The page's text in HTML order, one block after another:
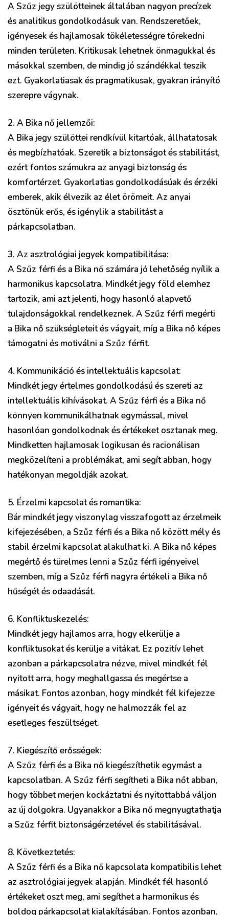
A Szűz jegy szülötteinek általában nagyon precízek
és analitikus gondolkodásuk van. Rendszeretőek,
igényesek és hajlamosak tökéletességre törekedni
minden területen. Kritikusak lehetnek önmagukkal és
másokkal szemben, de mindig jó szándékkal teszik
ezt. Gyakorlatiasak és pragmatikusak, gyakran irányító
szerepre vágynak.
2. A Bika nő jellemzői:
A Bika jegy szülöttei rendkívül kitartóak, állhatatosak
és megbízhatóak. Szeretik a biztonságot és stabilitást,
ezért fontos számukra az anyagi biztonság és
komfortérzet. Gyakorlatias gondolkodásúak és érzéki
emberek, akik élvezik az élet örömeit. Az anyai
ösztönük erős, és igénylik a stabilitást a
párkapcsolatban.
3. Az asztrológiai jegyek kompatibilitása:
A Szűz férfi és a Bika nő számára jó lehetőség nyílik a
harmonikus kapcsolatra. Mindkét jegy föld elemhez
tartozik, ami azt jelenti, hogy hasonló alapvető
tulajdonságokkal rendelkeznek. A Szűz férfi megérti
a Bika nő szükségleteit és vágyait, míg a Bika nő képes
támogatni és motiválni a Szűz férfit.
4. Kommunikáció és intellektuális kapcsolat:
Mindkét jegy értelmes gondolkodású és szereti az
intellektuális kihívásokat. A Szűz férfi és a Bika nő
könnyen kommunikálhatnak egymással, mivel
hasonlóan gondolkodnak és értékeket osztanak meg.
Mindketten hajlamosak logikusan és racionálisan
megközelíteni a problémákat, ami segít abban, hogy
hatékonyan megoldják azokat.
5. Érzelmi kapcsolat és romantika:
Bár mindkét jegy viszonylag visszafogott az érzelmeik
kifejezésében, a Szűz férfi és a Bika nő között mély és
stabil érzelmi kapcsolat alakulhat ki. A Bika nő képes
megértő és türelmes lenni a Szűz férfi igényeivel
szemben, míg a Szűz férfi nagyra értékeli a Bika nő
hűségét és odaadását.
6. Konfliktuskezelés:
Mindkét jegy hajlamos arra, hogy elkerülje a
konfliktusokat és kerülje a vitákat. Ez pozitív lehet
azonban a párkapcsolatra nézve, mivel mindkét fél
nyitott arra, hogy meghallgassa és megértse a
másikat. Fontos azonban, hogy mindkét fél kifejezze
igényeit és vágyait, hogy ne halmozzák fel az
esetleges feszültséget.
7. Kiegészítő erősségek:
A Szűz férfi és a Bika nő kiegészíthetik egymást a
kapcsolatban. A Szűz férfi segítheti a Bika nőt abban,
hogy többet merjen kockáztatni és nyitottabbá váljon
az új dolgokra. Ugyanakkor a Bika nő megnyugtathatja
a Szűz férfit biztonságérzetével és stabilitásával.
8. Következtetés:
A Szűz férfi és a Bika nő kapcsolata kompatibilis lehet
az asztrológiai jegyek alapján. Mindkét fél hasonló
értékeket oszt meg, ami segíthet a harmonikus és
boldog párkapcsolat kialakításában. Fontos azonban,